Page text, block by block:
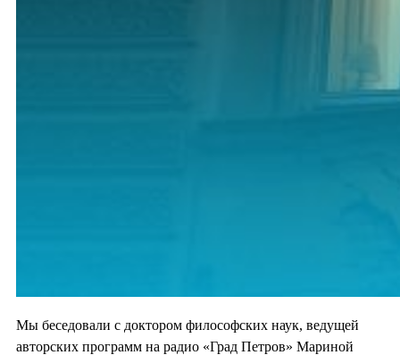
Мы беседовали с доктором философских наук, ведущей
авторских программ на радио «Град Петров» Мариной